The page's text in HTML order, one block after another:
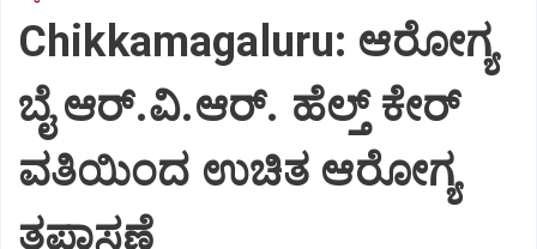
Chikkamagaluru: ಆರೋಗ್ಯ
ಬೈ ಆರ್.ವಿ.ಆರ್. ಹೆಲ್ತ್ ಕೇರ್
ವತಿಯಿಂದ ಉಚಿತ ಆರೋಗ್ಯ
ತಪಾಸಣೆ